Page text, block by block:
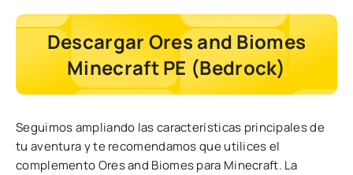
Descargar Ores and Biomes
Minecraft PE (Bedrock)
Seguimos ampliando las características principales de
tu aventura y te recomendamos que utilices el
complemento Ores and Biomes para Minecraft. La